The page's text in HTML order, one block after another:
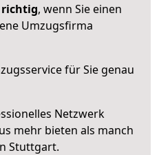
richtig, wenn Sie einen
Umzugsfirma
für Sie genau
Netzwerk
mehr bieten als manch
Stuttgart.